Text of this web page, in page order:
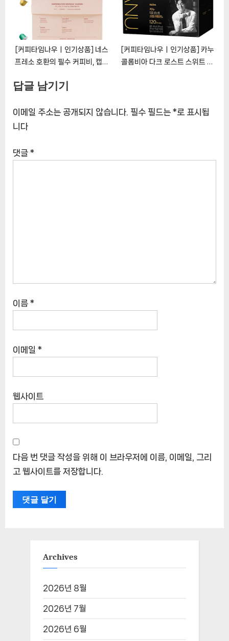
[커피타임나우ㅣ인기상품] 네스
프레소 호환의 필수 커피비, 캡슐
[CoffeeTimeNOWㅣ추천상
[커피타임나우ㅣ인기상품] 카누
콜롬비아 다크 로스트 스위트 아
품]
답글 남기기
이메일 주소는 공개되지 않습니다. 필수 필드는 *로 표시됩
니다
댓글 *
이름 *
이메일 *
웹사이트
다음 번 댓글 작성을 위해 이 브라우저에 이름, 이메일, 그리
고 웹사이트를 저장합니다.
Archives
2026년 8월
2026년 7월
2026년 6월